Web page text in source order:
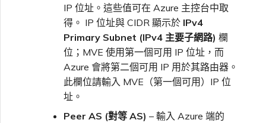
IP 位址。這些值可在 Azure 主控台中取
得。 IP 位址與 CIDR 顯示於 IPv4
Primary Subnet (IPv4 主要子網路) 欄
位；MVE 使用第一個可用 IP 位址，而
Azure 會將第二個可用 IP 用於其路由器。
此欄位請輸入 MVE（第一個可用）IP 位
址。
Peer AS (對等 AS) – 輸入 Azure 端的